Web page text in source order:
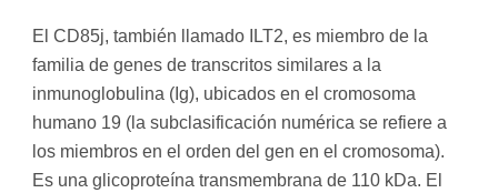
El CD85j, también llamado ILT2, es miembro de la
familia de genes de transcritos similares a la
inmunoglobulina (Ig), ubicados en el cromosoma
humano 19 (la subclasificación numérica se refiere a
los miembros en el orden del gen en el cromosoma).
Es una glicoproteína transmembrana de 110 kDa. El